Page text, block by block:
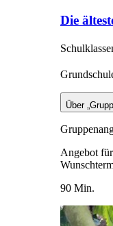
Die
Über
Angebot
90 Min.